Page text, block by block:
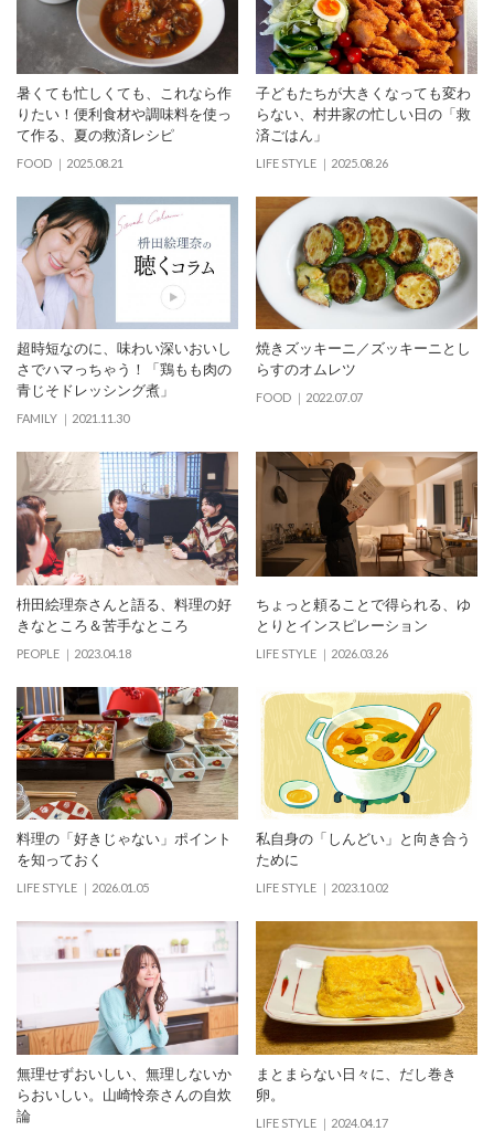
暑くても忙しくても、これなら作
りたい！便利食材や調味料を使っ
て作る、夏の救済レシピ
FOOD 2025.08.21
子どもたちが大きくなっても変わ
らない、村井家の忙しい日の「救
済ごはん」
LIFE STYLE 2025.08.26
超時短なのに、味わい深いおいし
さでハマっちゃう！「鶏もも肉の
青じそドレッシング煮」
FAMILY 2021.11.30
焼きズッキーニ／ズッキーニとし
らすのオムレツ
FOOD 2022.07.07
枡田絵理奈さんと語る、料理の好
きなところ＆苦手なところ
PEOPLE 2023.04.18
ちょっと頼ることで得られる、ゆ
とりとインスピレーション
LIFE STYLE 2026.03.26
料理の「好きじゃない」ポイント
を知っておく
LIFE STYLE 2026.01.05
私自身の「しんどい」と向き合う
ために
LIFE STYLE 2023.10.02
無理せずおいしい、無理しないか
らおいしい。山崎怜奈さんの自炊
論
まとまらない日々に、だし巻き
卵。
LIFE STYLE 2024.04.17